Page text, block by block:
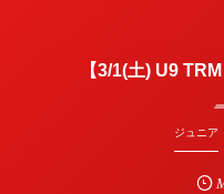
【3/1(土) U9
ジュニア